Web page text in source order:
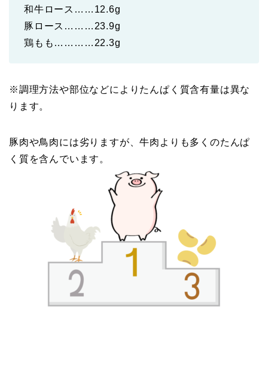
和牛ロース……12.6g
豚ロース………23.9g
鶏もも…………22.3g
※調理方法や部位などによりたんぱく質含有量は異な
ります。
豚肉や鳥肉には劣りますが、牛肉よりも多くのたんぱ
く質を含んでいます。